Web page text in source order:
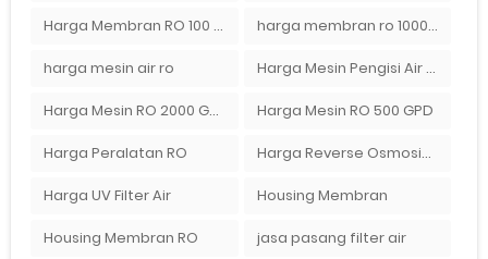
Harga Membran RO 100 gpd harga membran ro 1000 gpd
harga mesin air ro Harga Mesin Pengisi Air Galon
Harga Mesin RO 2000 GPD Harga Mesin RO 500 GPD
Harga Peralatan RO Harga Reverse Osmosis di Semarang
Harga UV Filter Air Housing Membran
Housing Membran RO jasa pasang filter air